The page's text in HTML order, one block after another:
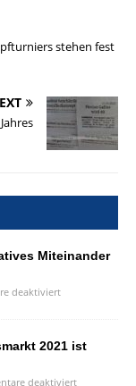
stehen fest
Miteinander
deaktiviert
2021 ist
deaktiviert